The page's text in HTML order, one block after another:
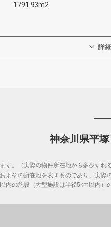
1791.93m2
詳
神奈川県平
す。（実際の物件所在地から多少ずれ
よその所在地を表すものであり、実際
内の施設（大型施設は半径5km以内）